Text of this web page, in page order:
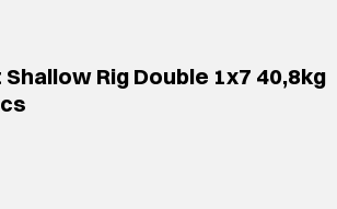
Rig Double 1x7 40,8kg